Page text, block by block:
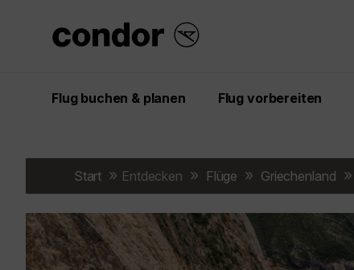
Flug buchen & planen Flug vorbereiten
Start Entdecken Flüge Griechenland